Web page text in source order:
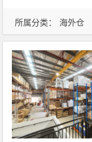
所属分类： 海外仓